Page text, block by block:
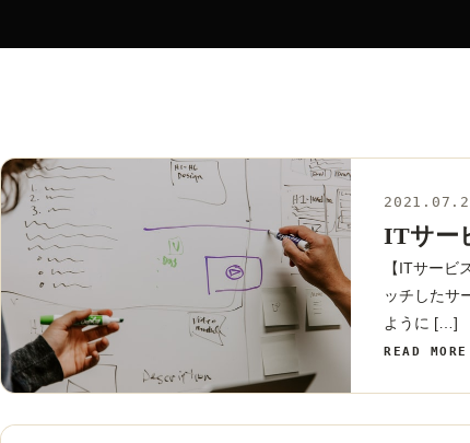
ITサー
【ITサービ
ッチしたサ
ように […]
READ MORE